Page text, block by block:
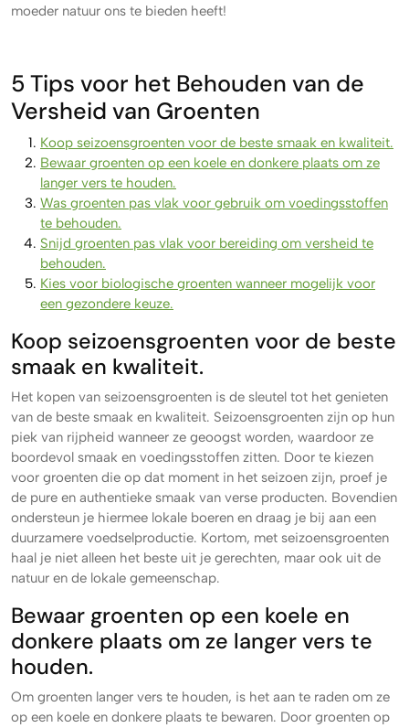
moeder natuur ons te bieden heeft!
5 Tips voor het Behouden van de
Versheid van Groenten
Koop seizoensgroenten voor de beste smaak en kwaliteit.
Bewaar groenten op een koele en donkere plaats om ze
langer vers te houden.
Was groenten pas vlak voor gebruik om voedingsstoffen
te behouden.
Snijd groenten pas vlak voor bereiding om versheid te
behouden.
Kies voor biologische groenten wanneer mogelijk voor
een gezondere keuze.
Koop seizoensgroenten voor de beste
smaak en kwaliteit.
Het kopen van seizoensgroenten is de sleutel tot het genieten
van de beste smaak en kwaliteit. Seizoensgroenten zijn op hun
piek van rijpheid wanneer ze geoogst worden, waardoor ze
boordevol smaak en voedingsstoffen zitten. Door te kiezen
voor groenten die op dat moment in het seizoen zijn, proef je
de pure en authentieke smaak van verse producten. Bovendien
ondersteun je hiermee lokale boeren en draag je bij aan een
duurzamere voedselproductie. Kortom, met seizoensgroenten
haal je niet alleen het beste uit je gerechten, maar ook uit de
natuur en de lokale gemeenschap.
Bewaar groenten op een koele en
donkere plaats om ze langer vers te
houden.
Om groenten langer vers te houden, is het aan te raden om ze
op een koele en donkere plaats te bewaren. Door groenten op